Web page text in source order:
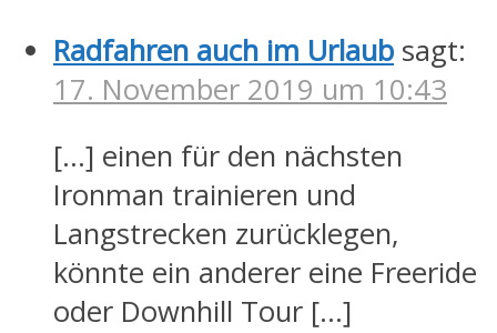
Radfahren auch im Urlaub sagt:
17. November 2019 um 10:43
[…] einen für den nächsten
Ironman trainieren und
Langstrecken zurücklegen,
könnte ein anderer eine Freeride
oder Downhill Tour […]